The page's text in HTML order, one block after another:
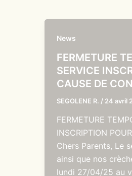
News
FERMETURE
SERVICE
CAUSE DE
SEGOLENE R. / 24 avril
FERMETURE
INSCRIPTION
Chers Parents, Le
ainsi que nos
lundi 27/04/25 au